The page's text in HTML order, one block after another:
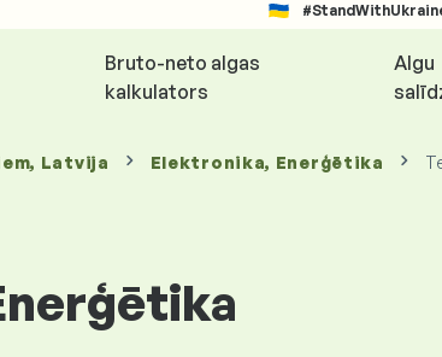
Bruto-neto algas
kalkulators
Algu
, Latvija Elektronika, Enerģētika